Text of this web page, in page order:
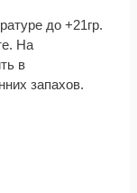
до +21гр.
На
в
запахов.